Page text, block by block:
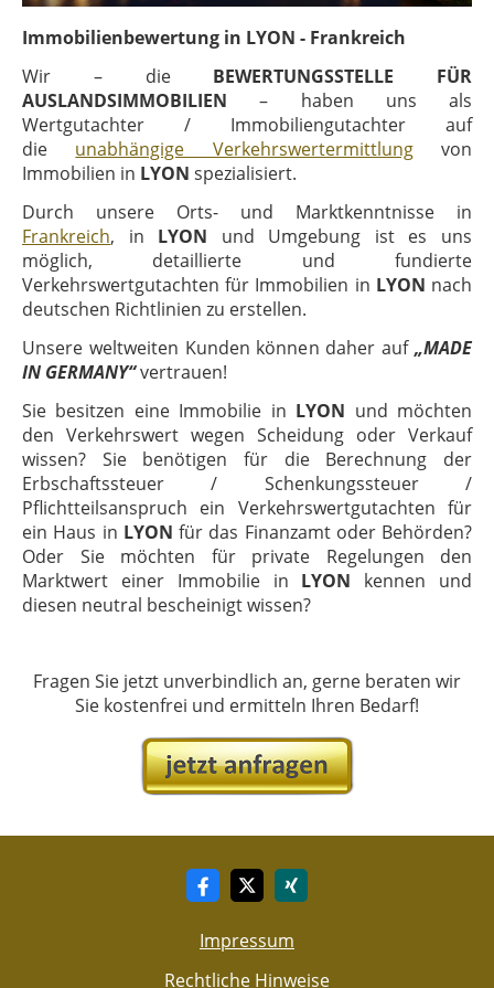
Immobilienbewertung in LYON - Frankreich
Wir – die BEWERTUNGSSTELLE FÜR
AUSLANDSIMMOBILIEN – haben uns als
Wertgutachter / Immobiliengutachter auf
die unabhängige Verkehrswertermittlungvon
Immobilien in LYON spezialisiert.
Durch unsere Orts- und Marktkenntnisse in
Frankreich, in LYON und Umgebung ist es uns
möglich, detaillierte und fundierte
Verkehrswertgutachten für Immobilien in LYON nach
deutschen Richtlinien zu erstellen.
Unsere weltweiten Kunden können daher auf „MADE
IN GERMANY“vertrauen!
Sie besitzen eine Immobilie in LYON und möchten
den Verkehrswert wegen Scheidung oder Verkauf
wissen? Sie benötigen für die Berechnung der
Erbschaftssteuer / Schenkungssteuer /
Pflichtteilsanspruch ein Verkehrswertgutachten für
ein Haus in LYON für das Finanzamt oder Behörden?
Oder Sie möchten für private Regelungen den
Marktwert einer Immobilie in LYON kennen und
diesen neutral bescheinigt wissen?
Fragen Sie jetzt unverbindlich an, gerne beraten wir
Sie kostenfrei und ermitteln Ihren Bedarf!
Impressum
Rechtliche Hinweise